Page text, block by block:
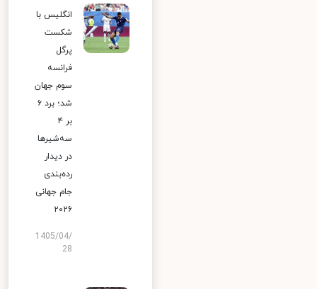
انگلیس با
شکست
پرگل
فرانسه
سوم جهان
شد؛ برد ۶
بر ۴
سه‌شیرها
در دیدار
رده‌بندی
جام جهانی
۲۰۲۶
1405/04/
28